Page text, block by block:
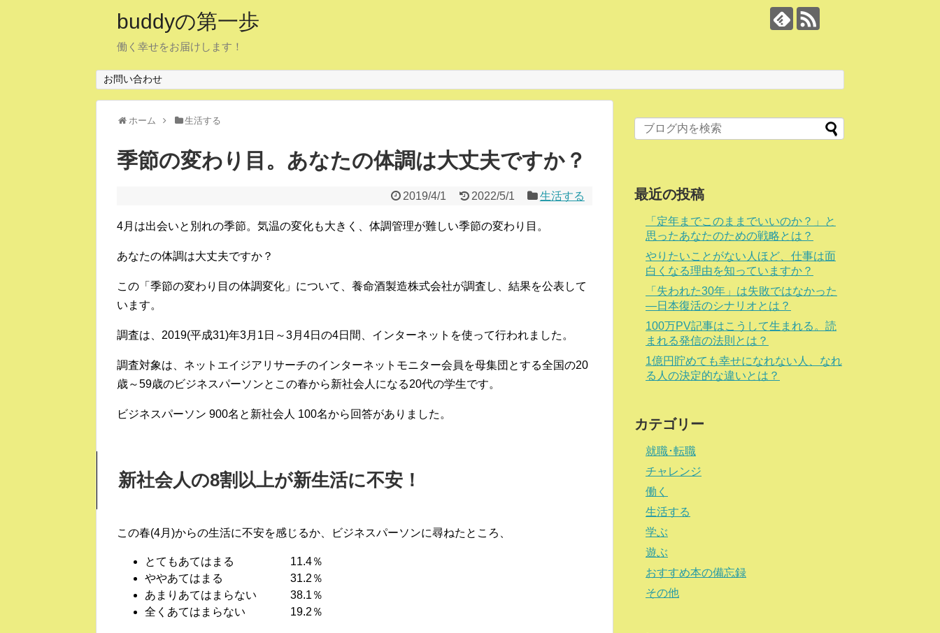
buddyの第一歩
働く幸せをお届けします！
お問い合わせ
ホーム 生活する
季節の変わり目。あなたの体調は大丈夫ですか？
2019/4/1 2022/5/1 生活する
4月は出会いと別れの季節。気温の変化も大きく、体調管理が難しい季節の変わり目。
あなたの体調は大丈夫ですか？
この「季節の変わり目の体調変化」について、養命酒製造株式会社が調査し、結果を公表して
います。
調査は、2019(平成31)年3月1日～3月4日の4日間、インターネットを使って行われました。
調査対象は、ネットエイジアリサーチのインターネットモニター会員を母集団とする全国の20
歳～59歳のビジネスパーソンとこの春から新社会人になる20代の学生です。
ビジネスパーソン 900名と新社会人 100名から回答がありました。
新社会人の8割以上が新生活に不安！
この春(4月)からの生活に不安を感じるか、ビジネスパーソンに尋ねたところ、
とてもあてはまる 11.4％
ややあてはまる 31.2％
あまりあてはまらない 38.1％
全くあてはまらない 19.2％
最近の投稿
「定年までこのままでいいのか？」と
思ったあなたのための戦略とは？
やりたいことがない人ほど、仕事は面
白くなる理由を知っていますか？
「失われた30年」は失敗ではなかった
―日本復活のシナリオとは？
100万PV記事はこうして生まれる。読
まれる発信の法則とは？
1億円貯めても幸せになれない人、なれ
る人の決定的な違いとは？
カテゴリー
就職･転職
チャレンジ
働く
生活する
学ぶ
遊ぶ
おすすめ本の備忘録
その他